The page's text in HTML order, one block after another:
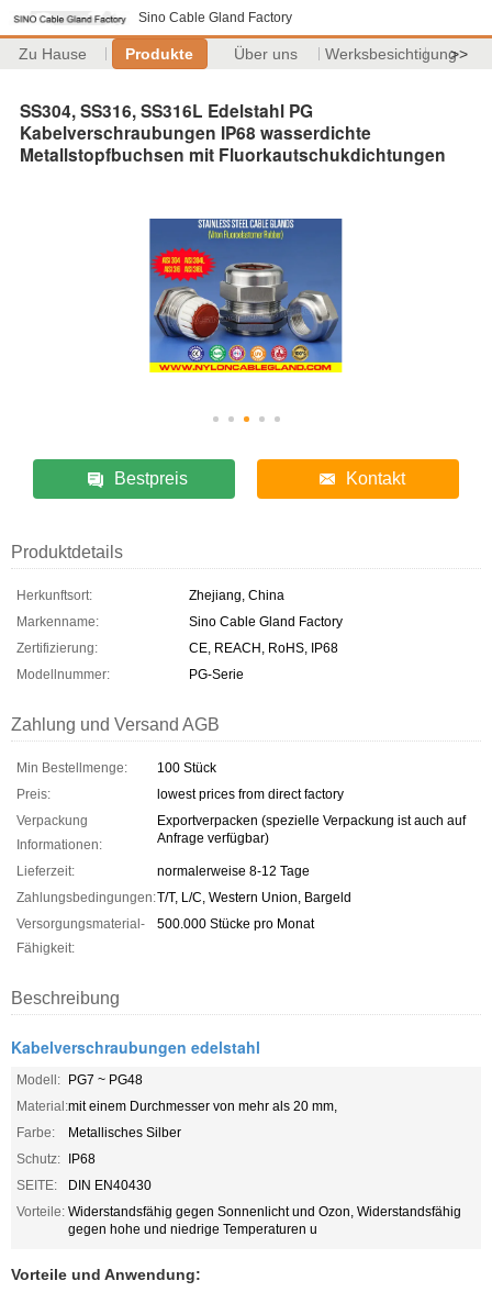
Sino Cable Gland Factory
Zu Hause Produkte Über uns Werksbesichtigung>>
SS304, SS316, SS316L Edelstahl PG
Kabelverschraubungen IP68 wasserdichte
Metallstopfbuchsen mit Fluorkautschukdichtungen
Bestpreis Kontakt
Produktdetails
Herkunftsort:
Zhejiang, China
Markenname:
Sino Cable Gland Factory
Zertifizierung:
CE, REACH, RoHS, IP68
Modellnummer:
PG-Serie
Zahlung und Versand AGB
Min Bestellmenge:
100 Stück
Preis:
lowest prices from direct factory
Verpackung
Informationen:
Exportverpacken (spezielle Verpackung ist auch auf
Anfrage verfügbar)
Lieferzeit:
normalerweise 8-12 Tage
Zahlungsbedingungen:T/T, L/C, Western Union, Bargeld
Versorgungsmaterial-
Fähigkeit:
500.000 Stücke pro Monat
Beschreibung
Kabelverschraubungen edelstahl
Modell: PG7 ~ PG48
Material:mit einem Durchmesser von mehr als 20 mm,
Farbe:
Metallisches Silber
Schutz: IP68
SEITE:
DIN EN40430
Vorteile: Widerstandsfähig gegen Sonnenlicht und Ozon, Widerstandsfähig
gegen hohe und niedrige Temperaturen u
Vorteile und Anwendung: